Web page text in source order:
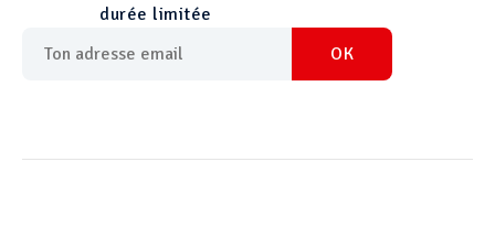
durée limitée